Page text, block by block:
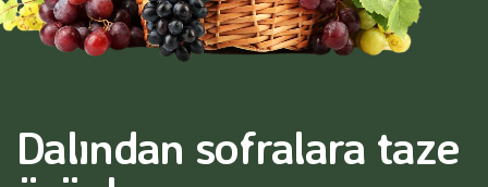
Dalından sofralara taze